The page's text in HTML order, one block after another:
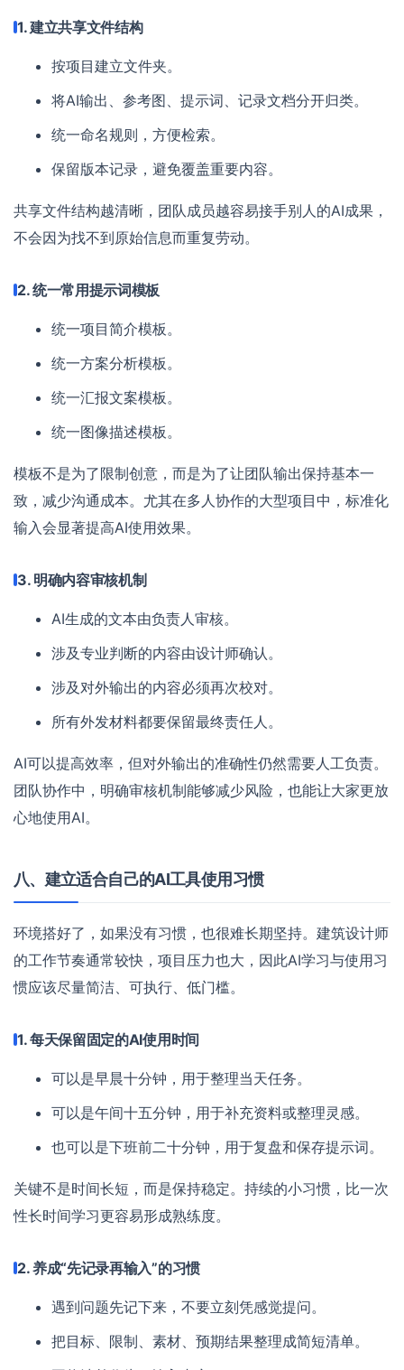
1. 建立共享文件结构
按项目建立文件夹。
将AI输出、参考图、提示词、记录文档分开归类。
统一命名规则，方便检索。
保留版本记录，避免覆盖重要内容。
共享文件结构越清晰，团队成员越容易接手别人的AI成果，
不会因为找不到原始信息而重复劳动。
2. 统一常用提示词模板
统一项目简介模板。
统一方案分析模板。
统一汇报文案模板。
统一图像描述模板。
模板不是为了限制创意，而是为了让团队输出保持基本一
致，减少沟通成本。尤其在多人协作的大型项目中，标准化
输入会显著提高AI使用效果。
3. 明确内容审核机制
AI生成的文本由负责人审核。
涉及专业判断的内容由设计师确认。
涉及对外输出的内容必须再次校对。
所有外发材料都要保留最终责任人。
AI可以提高效率，但对外输出的准确性仍然需要人工负责。
团队协作中，明确审核机制能够减少风险，也能让大家更放
心地使用AI。
八、建立适合自己的AI工具使用习惯
环境搭好了，如果没有习惯，也很难长期坚持。建筑设计师
的工作节奏通常较快，项目压力也大，因此AI学习与使用习
惯应该尽量简洁、可执行、低门槛。
1. 每天保留固定的AI使用时间
可以是早晨十分钟，用于整理当天任务。
可以是午间十五分钟，用于补充资料或整理灵感。
也可以是下班前二十分钟，用于复盘和保存提示词。
关键不是时间长短，而是保持稳定。持续的小习惯，比一次
性长时间学习更容易形成熟练度。
2. 养成“先记录再输入”的习惯
遇到问题先记下来，不要立刻凭感觉提问。
把目标、限制、素材、预期结果整理成简短清单。